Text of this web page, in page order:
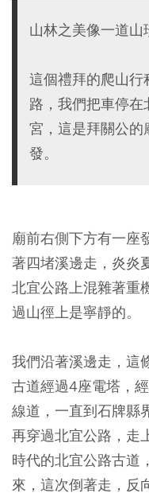
山林之美像一道
這個禮拜的爬山行
路，我們把車停
宮，這是拜關公的
發。
廟前右側下方有一座
著四堵溪邊走，炎炎
北宜公路上混雜著重
過山徑上是寧靜的。
我們沿著溪邊走，這
古道經過4座電塔，
線道，一直到石牌縣
再穿過北宜公路，走
時代的北宜公路古道
來，這次倒著走，反